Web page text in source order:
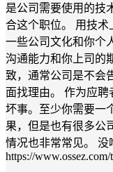
是公司需要使用的技
合这个职位。 用技
一些公司文化和你个
沟通能力和你上司的
致，通常公司是不会
面找理由。 作为应聘
坏事。至少你需要一
果，但是也有很多公
情况也非常常见。 没
https://